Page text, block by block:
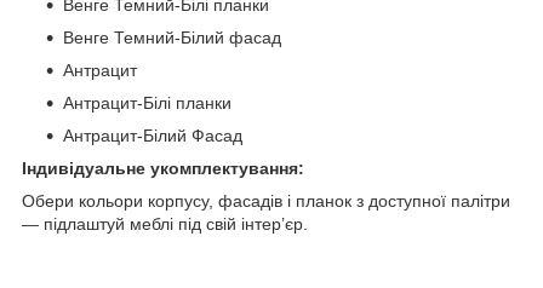
Венге Темний-Білі планки
Венге Темний-Білий фасад
Антрацит
Антрацит-Білі планки
Антрацит-Білий Фасад
Індивідуальне укомплектування:
Обери кольори корпусу, фасадів і планок з доступної палітри
— підлаштуй меблі під свій інтер’єр.